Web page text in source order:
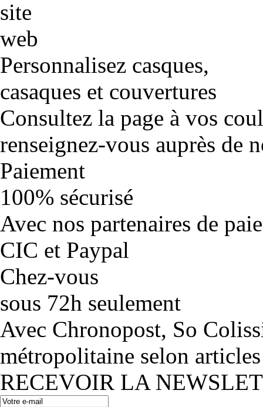
Personnalisez casques,
casaques et couvertures
Consultez la page à vos
renseignez-vous auprès de
Paiement
100% sécurisé
Avec nos partenaires de
CIC et Paypal
Chez-vous
sous 72h seulement
Avec Chronopost, So
métropolitaine selon
RECEVOIR LA